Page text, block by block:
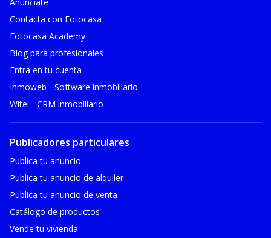
Contacta con Fotocasa
Fotocasa Academy
Blog para profesionales
Entra en tu cuenta
Inmoweb - Software inmobiliario
Witei - CRM inmobiliario
Publicadores particulares
Publica tu anuncio
Publica tu anuncio de alquiler
Publica tu anuncio de venta
Catálogo de productos
Vende tu vivienda